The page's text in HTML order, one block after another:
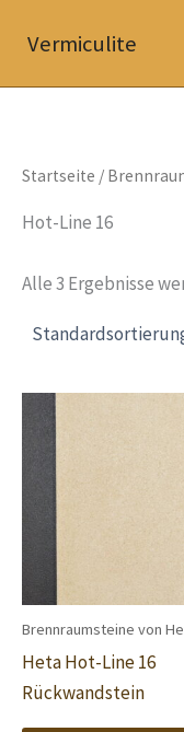
InhaltVermiculite
Startseite /
Hot-Line 16
Alle 3 Ergebnisse
Brennraumsteine von
Heta Hot-Line 16
Rückwandstein